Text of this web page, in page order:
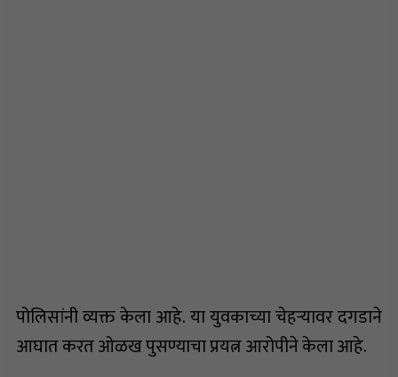
पोलिसांनी व्यक्त केला आहे. या युवकाच्या चेहऱ्यावर दगडाने
आघात करत ओळख पुसण्याचा प्रयत्न आरोपीने केला आहे.